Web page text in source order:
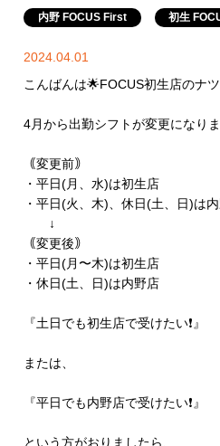
内野 FOCUS First 初生
2024.04.01
こんばんは🌟FOCUS初生店のナ
4月から出勤シフトが変更になりま
｟変更前｠
・平日(月、水)は初生店
・平日(火、木)、休日(土、日)は
↓
｟変更後｠
・平日(月〜木)は初生店
・休日(土、日)は内野店
『土日でも初生店で受けたい❗️』
または、
『平日でも内野店で受けたい❗️』
という方がおりましたら、